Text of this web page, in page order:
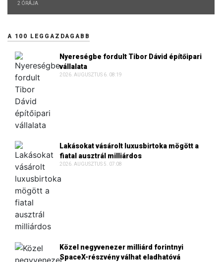
2 ÓRÁJA
A 100 LEGGAZDAGABB
Nyereségbe fordult Tibor Dávid építőipari
vállalata
2026. AUGUSZTUS 6. 08:19
Lakásokat vásárolt luxusbirtoka mögött a
fiatal ausztrál milliárdos
2026. AUGUSZTUS 5. 07:08
Közel negyvenezer milliárd forintnyi
SpaceX-részvény válhat eladhatóvá